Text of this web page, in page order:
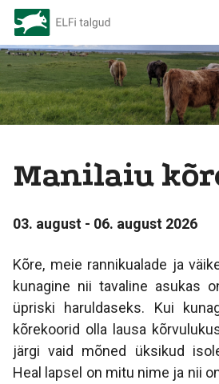
Manilaiu
03. august - 06. august 2026
Kõre, meie rannikualade ja
kunagine nii tavaline asukas
üpriski haruldaseks. Kui
kõrekoorid olla lausa
järgi vaid mõned üksikud
Heal lapsel on mitu nime ja nii